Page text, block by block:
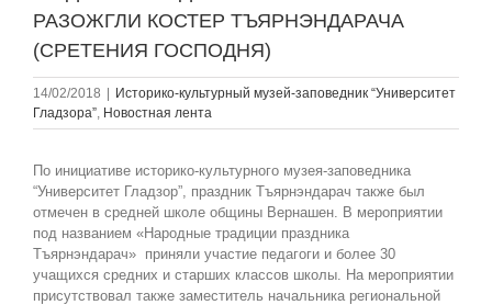
РАЗОЖГЛИ КОСТЕР ТЪЯРНЭНДАРАЧА
(СРЕТЕНИЯ ГОСПОДНЯ)
14/02/2018 | Историко-культурный музей-заповедник “Университет
Гладзорa” Новостная лента
По инициативе историко-культурного музея-заповедника
“Университет Гладзор”, праздник Тъярнэндарач также был
отмечен в средней школе общины Вернашен. В мероприятии
под названием «Народные традиции праздника
Тъярнэндарач» приняли участие педагоги и более 30
учащихся средних и старших классов школы. На мероприятии
присутствовал также заместитель начальника региональной